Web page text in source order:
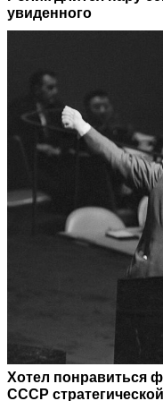
увиденного
Хотел понравиться
СССР